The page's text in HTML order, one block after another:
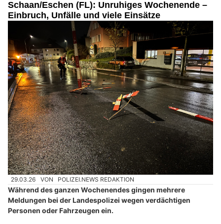
Schaan/Eschen (FL): Unruhiges Wochenende –
Einbruch, Unfälle und viele Einsätze
29.03.26 VON POLIZEI.NEWS REDAKTION
Während des ganzen Wochenendes gingen mehrere
Meldungen bei der Landespolizei wegen verdächtigen
Personen oder Fahrzeugen ein.